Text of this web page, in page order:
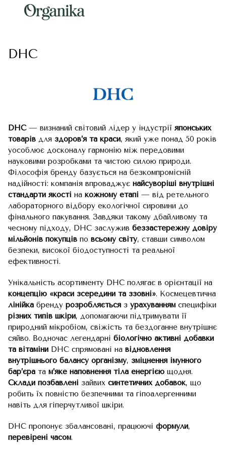
DHC
DHC— визнаний світовий лідер у індустріїяпонських
товарів для здоров’я та краси, який уже понад 50 років
уособлює досконалу гармонію між передовими
науковими розробками та чистою силою природи.
Філософія бренду базується на безкомпромісній
надійності: компанія впроваджує найсуворіші внутрішні
стандарти якості на кожному етапі — від ретельного
лабораторного відбору екологічної сировини до
фінального пакування. Завдяки такому дбайливому та
чесному підходу, DHC заслужив беззастережну довіру
мільйонів покупців по всьому світу, ставши символом
безпеки, високої біодоступності та реальної
ефективності.
Унікальність асортименту DHC полягає в орієнтації на
концепцію «краси зсередини та ззовні». Космецевтична
лінійка бренду розробляється з урахуванням специфіки
різних типів шкіри, допомагаючи підтримувати її
природний мікробіом, свіжість та бездоганне внутрішнє
сяйво. Водночас легендарні біологічно активні добавки
та вітаміни DHC спрямовані на відновлення
внутрішнього балансу організму, зміцнення імунного
бар’єра та м’яке наповнення тіла енергією щодня.
Склади позбавлені зайвих синтетичних добавок, що
робить їх повністю безпечними та гіпоалергенними
навіть для гіперчутливої шкіри.
DHC пропонує збалансовані, працюючі формули,
перевірені часом.